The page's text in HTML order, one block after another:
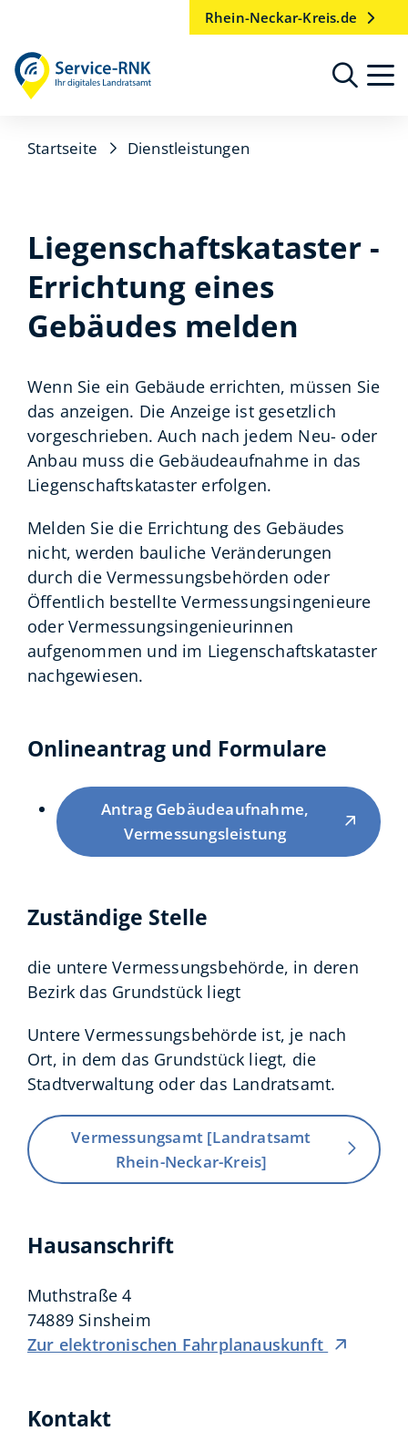
Rhein-Neckar-Kreis.de
Startseite Dienstleistungen
Liegenschaftskataster -
Errichtung eines
Gebäudes melden
Wenn Sie ein Gebäude errichten, müssen Sie
das anzeigen. Die Anzeige ist gesetzlich
vorgeschrieben. Auch nach jedem Neu- oder
Anbau muss die Gebäudeaufnahme in das
Liegenschaftskataster erfolgen.
Melden Sie die Errichtung des Gebäudes
nicht, werden bauliche Veränderungen
durch die Vermessungsbehörden oder
Öffentlich bestellte Vermessungsingenieure
oder Vermessungsingenieurinnen
aufgenommen und im Liegenschaftskataster
nachgewiesen.
Onlineantrag und Formulare
Antrag Gebäudeaufnahme,
Vermessungsleistung
Zuständige Stelle
die untere Vermessungsbehörde, in deren
Bezirk das Grundstück liegt
Untere Vermessungsbehörde ist, je nach
Ort, in dem das Grundstück liegt, die
Stadtverwaltung oder das Landratsamt.
Vermessungsamt [Landratsamt
Rhein-Neckar-Kreis]
Hausanschrift
Muthstraße 4
74889 Sinsheim
Zur elektronischen Fahrplanauskunft
Kontakt